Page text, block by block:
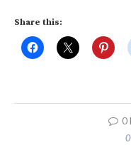
Share this:
0
0